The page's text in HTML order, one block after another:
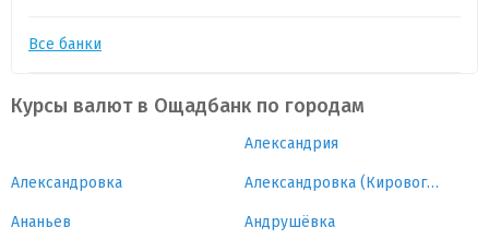
Все банки
Курсы валют в Ощадбанк по городам
Александрия
Александровка Александровка (Кировоградская область)
Ананьев Андрушёвка